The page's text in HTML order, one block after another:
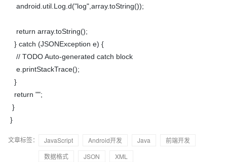
android.util.Log.d("log",array.toString());
return array.toString();
} catch (JSONException e) {
// TODO Auto-generated catch block
e.printStackTrace();
}
return "";
}
}
文章标签： JavaScript Android开发 Java
前端开发
数据格式
JSON
XML